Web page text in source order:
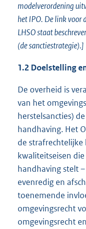
modelverordening
het IPO. De link voor
LHSO staat
(de sanctiestrategie).]
1.2 Doelstelling
De overheid is
van het
herstelsancties)
handhaving. Het
de strafrechtelijke
kwaliteitseisen
handhaving stelt
evenredig en
toenemende
omgevingsrecht
omgevingsrecht